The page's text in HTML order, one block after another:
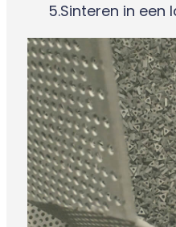
5.Sinteren in een